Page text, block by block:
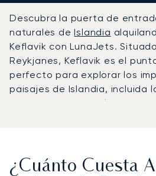
Descubra la puerta de
naturales deIslandia
Keflavik con LunaJets.
Reykjanes, Keflavik es el
perfecto para explorar los
paisajes de Islandia, incluida
famosa Laguna Azul y sus
explorar todo lo que Islandia
¿Cuánto Cuesta